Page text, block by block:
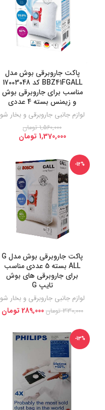
پاكت جاروبرقی بوش مدل
BBZ41FGALL كد 17003048
مناسب براى جاروبرقى بوش
و زيمنس بسته 4 عددى
لوازم جانبی جاروبرقی و بخار شو
1,560,000 تومان
1,370,000 تومان
-12%
پاکت جاروبرقی بوش مدل G
ALL بسته 5 عددی مناسب
برای جاروبرقی های بوش
تایپ G
لوازم جانبی جاروبرقی و بخار شو
330,000 تومان 289,000 تومان
-13%